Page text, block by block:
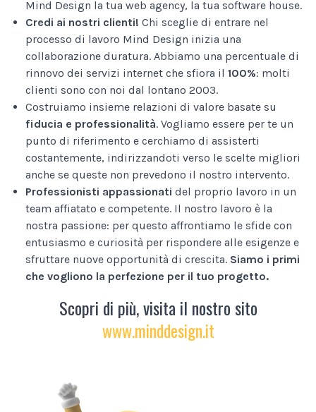
Mind Design la tua web agency, la tua software house.
Credi ai nostri clienti! Chi sceglie di entrare nel
processo di lavoro Mind Design inizia una
collaborazione duratura. Abbiamo una percentuale di
rinnovo dei servizi internet che sfiora il 100%: molti
clienti sono con noi dal lontano 2003.
Costruiamo insieme relazioni di valore basate su
fiducia e professionalità. Vogliamo essere per te un
punto di riferimento e cerchiamo di assisterti
costantemente, indirizzandoti verso le scelte migliori
anche se queste non prevedono il nostro intervento.
Professionisti appassionati del proprio lavoro in un
team affiatato e competente. Il nostro lavoro è la
nostra passione: per questo affrontiamo le sfide con
entusiasmo e curiosità per rispondere alle esigenze e
sfruttare nuove opportunità di crescita. Siamo i primi
che vogliono la perfezione per il tuo progetto.
Scopri di più, visita il nostro sito
www.minddesign.it